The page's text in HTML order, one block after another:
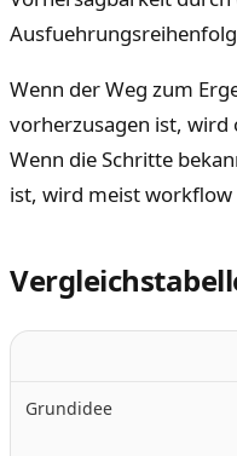
Wenn der Weg zum
vorherzusagen ist, wird
Wenn die Schritte
ist, wird meist workflow
Grundidee